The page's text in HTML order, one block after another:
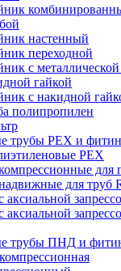
настенный
переходной
с
гайкой
с накидной
полипропилен
трубы PEX и
PEX
для
для труб
трубы ПНД и